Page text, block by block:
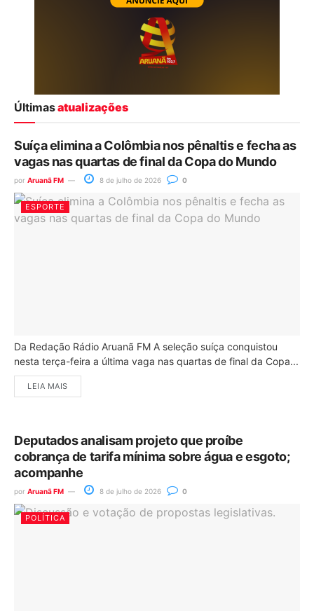
Últimasatualizações
Suíça elimina a Colômbia nos pênaltis e fecha as
vagas nas quartas de final da Copa do Mundo
por Aruanã FM 8 de julho de 2026 0
ESPORTE
Da Redação Rádio Aruanã FM A seleção suíça conquistou
nesta terça-feira a última vaga nas quartas de final da Copa...
LEIA MAIS
Deputados analisam projeto que proíbe
cobrança de tarifa mínima sobre água e esgoto;
acompanhe
por Aruanã FM 8 de julho de 2026 0
POLÍTICA